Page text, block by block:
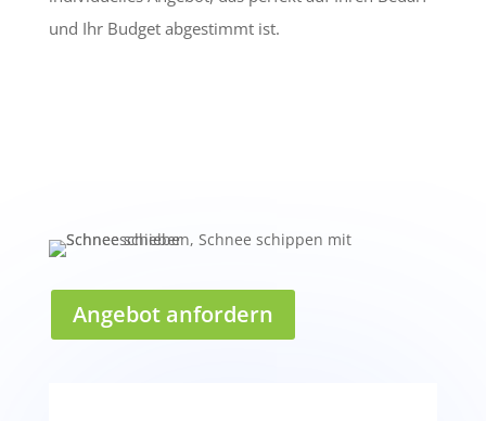
und Ihr Budget abgestimmt ist.
Angebot anfordern